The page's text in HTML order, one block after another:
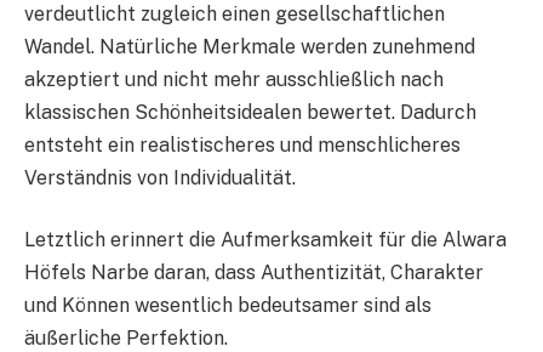
verdeutlicht zugleich einen gesellschaftlichen
Wandel. Natürliche Merkmale werden zunehmend
akzeptiert und nicht mehr ausschließlich nach
klassischen Schönheitsidealen bewertet. Dadurch
entsteht ein realistischeres und menschlicheres
Verständnis von Individualität.
Letztlich erinnert die Aufmerksamkeit für die Alwara
Höfels Narbe daran, dass Authentizität, Charakter
und Können wesentlich bedeutsamer sind als
äußerliche Perfektion.